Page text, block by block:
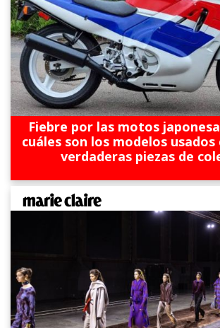
Fiebre por las motos
cuáles son los modelos usados
verdaderas piezas de